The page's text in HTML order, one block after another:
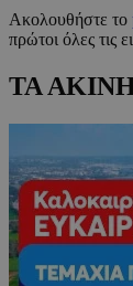
Ακολουθήστε το
πρώτοι όλες τις
ΤΑ